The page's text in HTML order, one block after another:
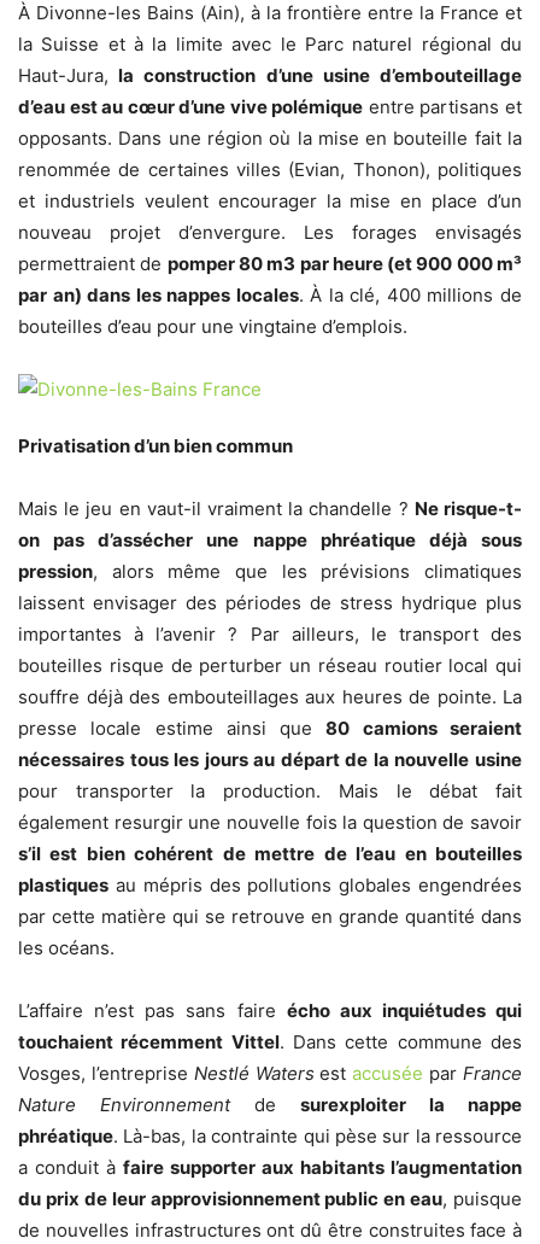
À Divonne-les Bains (Ain), à la frontière entre la France et
la Suisse et à la limite avec le Parc naturel régional du
Haut-Jura, la construction d’une usine d’embouteillage
d’eau est au cœur d’une vive polémique entre partisans et
opposants. Dans une région où la mise en bouteille fait la
renommée de certaines villes (Evian, Thonon), politiques
et industriels veulent encourager la mise en place d’un
nouveau projet d’envergure. Les forages envisagés
permettraient de pomper 80 m3 par heure (et 900 000 m³
par an) dans les nappes locales. À la clé, 400 millions de
bouteilles d’eau pour une vingtaine d’emplois.
Privatisation d’un bien commun
Mais le jeu en vaut-il vraiment la chandelle ? Ne risque-t-
on pas d’assécher une nappe phréatique déjà sous
pression, alors même que les prévisions climatiques
laissent envisager des périodes de stress hydrique plus
importantes à l’avenir ? Par ailleurs, le transport des
bouteilles risque de perturber un réseau routier local qui
souffre déjà des embouteillages aux heures de pointe. La
presse locale estime ainsi que80 camions seraient
nécessaires tous les jours au départ de la nouvelle usine
pour transporter la production. Mais le débat fait
également resurgir une nouvelle fois la question de savoir
s’il est bien cohérent de mettre de l’eau en bouteilles
plastiques au mépris des pollutions globales engendrées
par cette matière qui se retrouve en grande quantité dans
les océans.
L’affaire n’est pas sans faire écho aux inquiétudes qui
touchaient récemment Vittel. Dans cette commune des
Vosges, l’entreprise Nestlé Waters estaccusée par France
Nature Environnementde surexploiter la nappe
phréatique. Là-bas, la contrainte qui pèse sur la ressource
a conduit à faire supporter aux habitants l’augmentation
du prix de leur approvisionnement public en eau, puisque
de nouvelles infrastructures ont dû être construites face à